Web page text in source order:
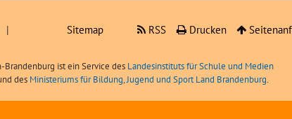
| Sitemap RSS Drucken
ist ein Service des Landesinstituts für Schule und Medien
des Ministeriums für Bildung, Jugend und Sport Land Brandenburg.